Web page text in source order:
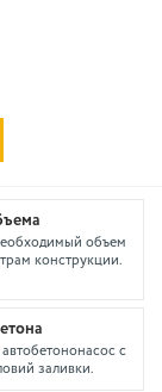
объем
конструкции.
с
заливки.